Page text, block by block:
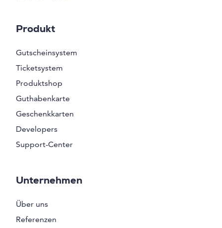
Produkt
Gutscheinsystem
Ticketsystem
Produktshop
Guthabenkarte
Geschenkkarten
Developers
Support-Center
Unternehmen
Über uns
Referenzen